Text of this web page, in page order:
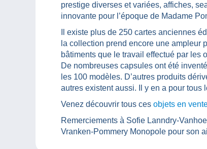
prestige diverses et variées, affiches,
innovante pour l’époque de Madame
Il existe plus de 250 cartes anciennes
la collection prend encore une ampleur
bâtiments que le travail effectué par les
De nombreuses capsules ont été
les 100 modèles. D’autres produits
autres existent aussi. Il y en a pour tous
Venez découvrir tous ces objets en
Remerciements à Sofie Lanndry-
Vranken-Pommery Monopole pour son